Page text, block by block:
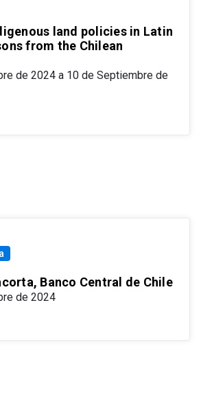
land policies in Latin
from the Chilean
de 2024 a 10 de Septiembre de
Banco Central de Chile
de 2024